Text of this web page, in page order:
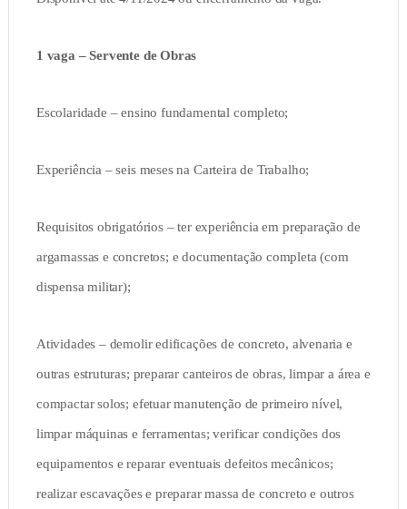
1 vaga – Servente de Obras
Escolaridade – ensino fundamental completo;
Experiência – seis meses na Carteira de Trabalho;
Requisitos obrigatórios – ter experiência em preparação de
argamassas e concretos; e documentação completa (com
dispensa militar);
Atividades – demolir edificações de concreto, alvenaria e
outras estruturas; preparar canteiros de obras, limpar a área e
compactar solos; efetuar manutenção de primeiro nível,
limpar máquinas e ferramentas; verificar condições dos
equipamentos e reparar eventuais defeitos mecânicos;
realizar escavações e preparar massa de concreto e outros